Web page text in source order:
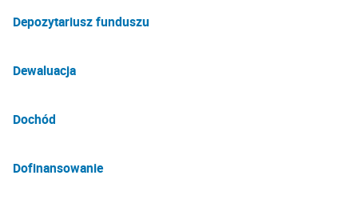
Depozytariusz funduszu
Dewaluacja
Dochód
Dofinansowanie